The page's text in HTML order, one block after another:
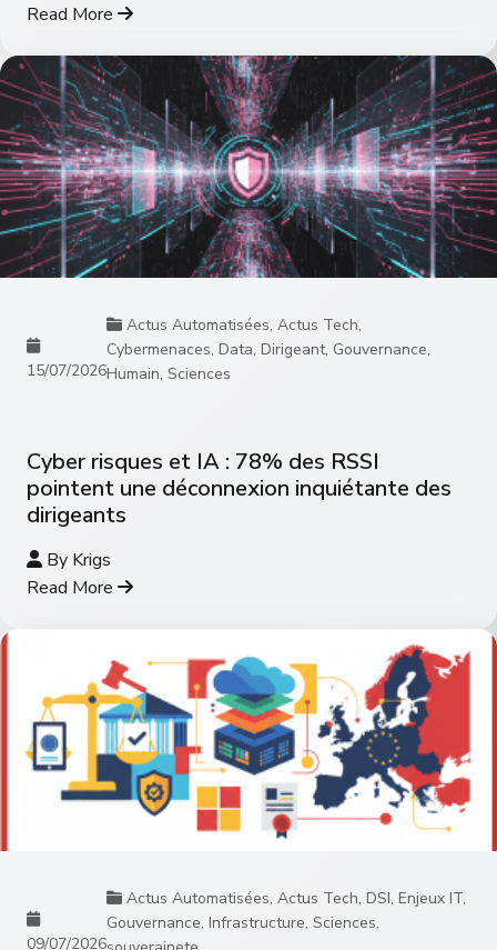
Read More
15/07/2026
Actus Automatisées, Actus Tech,
Cybermenaces, Data, Dirigeant, Gouvernance,
Humain, Sciences
Cyber risques et IA : 78% des RSSI
pointent une déconnexion inquiétante des
dirigeants
By Krigs
Read More
09/07/2026
Actus Automatisées, Actus Tech, DSI, Enjeux IT,
Gouvernance, Infrastructure, Sciences,